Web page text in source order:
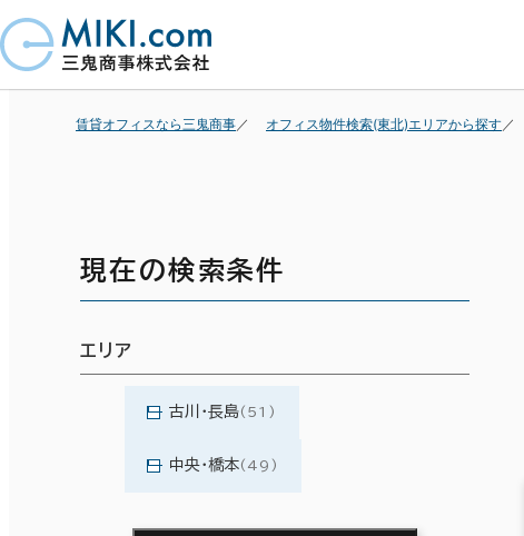
賃貸オフィスなら三鬼商事 オフィス物件検索(東北)エリアから探す
現在の検索条件
エリア
古川・長島(51)
中央・橋本(49)